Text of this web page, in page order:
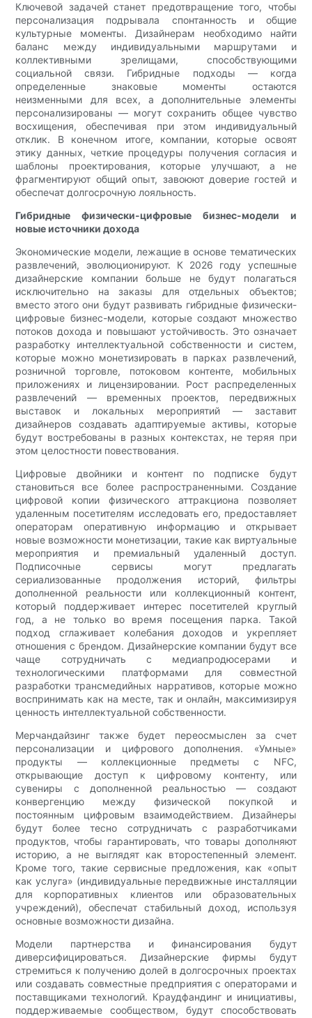
Ключевой задачей станет предотвращение того, чтобы
персонализация подрывала спонтанность и общие
культурные моменты. Дизайнерам необходимо найти
баланс между индивидуальными маршрутами и
коллективными зрелищами, способствующими
социальной связи. Гибридные подходы — когда
определенные знаковые моменты остаются
неизменными для всех, а дополнительные элементы
персонализированы — могут сохранить общее чувство
восхищения, обеспечивая при этом индивидуальный
отклик. В конечном итоге, компании, которые освоят
этику данных, четкие процедуры получения согласия и
шаблоны проектирования, которые улучшают, а не
фрагментируют общий опыт, завоюют доверие гостей и
обеспечат долгосрочную лояльность.
Гибридные физически-цифровые бизнес-модели и
новые источники дохода
Экономические модели, лежащие в основе тематических
развлечений, эволюционируют. К 2026 году успешные
дизайнерские компании больше не будут полагаться
исключительно на заказы для отдельных объектов;
вместо этого они будут развивать гибридные физически-
цифровые бизнес-модели, которые создают множество
потоков дохода и повышают устойчивость. Это означает
разработку интеллектуальной собственности и систем,
которые можно монетизировать в парках развлечений,
розничной торговле, потоковом контенте, мобильных
приложениях и лицензировании. Рост распределенных
развлечений — временных проектов, передвижных
выставок и локальных мероприятий — заставит
дизайнеров создавать адаптируемые активы, которые
будут востребованы в разных контекстах, не теряя при
этом целостности повествования.
Цифровые двойники и контент по подписке будут
становиться все более распространенными. Создание
цифровой копии физического аттракциона позволяет
удаленным посетителям исследовать его, предоставляет
операторам оперативную информацию и открывает
новые возможности монетизации, такие как виртуальные
мероприятия и премиальный удаленный доступ.
Подписочные сервисы могут предлагать
сериализованные продолжения историй, фильтры
дополненной реальности или коллекционный контент,
который поддерживает интерес посетителей круглый
год, а не только во время посещения парка. Такой
подход сглаживает колебания доходов и укрепляет
отношения с брендом. Дизайнерские компании будут все
чаще сотрудничать с медиапродюсерами и
технологическими платформами для совместной
разработки трансмедийных нарративов, которые можно
воспринимать как на месте, так и онлайн, максимизируя
ценность интеллектуальной собственности.
Мерчандайзинг также будет переосмыслен за счет
персонализации и цифрового дополнения. «Умные»
продукты — коллекционные предметы с NFC,
открывающие доступ к цифровому контенту, или
сувениры с дополненной реальностью — создают
конвергенцию между физической покупкой и
постоянным цифровым взаимодействием. Дизайнеры
будут более тесно сотрудничать с разработчиками
продуктов, чтобы гарантировать, что товары дополняют
историю, а не выглядят как второстепенный элемент.
Кроме того, такие сервисные предложения, как «опыт
как услуга» (индивидуальные передвижные инсталляции
для корпоративных клиентов или образовательных
учреждений), обеспечат стабильный доход, используя
основные возможности дизайна.
Модели партнерства и финансирования будут
диверсифицироваться. Дизайнерские фирмы будут
стремиться к получению долей в долгосрочных проектах
или создавать совместные предприятия с операторами и
поставщиками технологий. Краудфандинг и инициативы,
поддерживаемые сообществом, будут способствовать